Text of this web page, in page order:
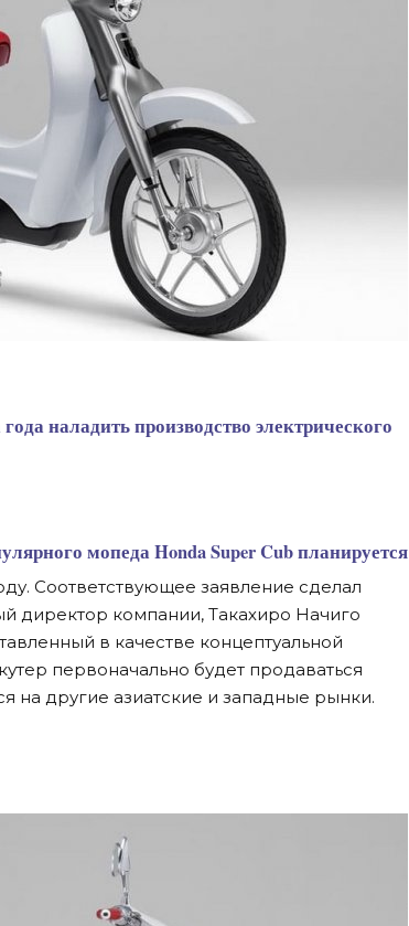
наладить производство электрического
мопеда Honda Super Cub планируется
Соответствующее заявление сделал
директор компании, Такахиро Начиго
в качестве концептуальной
первоначально будет продаваться
на другие азиатские и западные рынки.